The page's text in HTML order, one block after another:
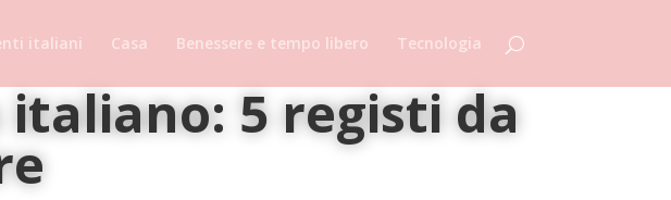
italiani Casa Benessere e tempo libero Tecnologia
italiano: 5 registi da